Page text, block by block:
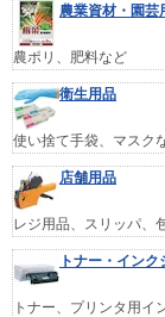
農業資材・園芸
農ポリ、肥料など
衛生用品
使い捨て手袋、マスク
店舗用品
レジ用品、スリッパ、
トナー・インク
トナー、プリンタ用イ